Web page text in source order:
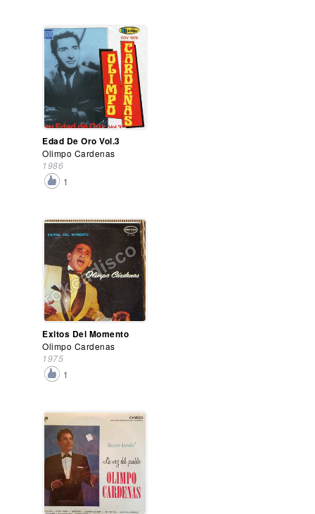
Edad De Oro Vol.3
Olimpo Cardenas
1986
1
Exitos Del Momento
Olimpo Cardenas
1975
1